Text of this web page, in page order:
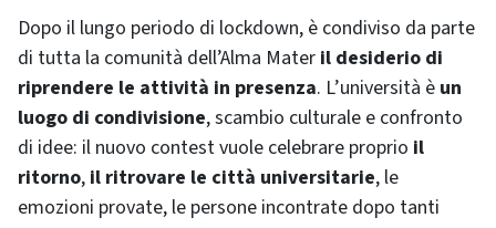
Dopo il lungo periodo di lockdown, è condiviso da parte
di tutta la comunità dell’Alma Mater il desiderio di
riprendere le attività in presenza. L’università è un
luogo di condivisione, scambio culturale e confronto
di idee: il nuovo contest vuole celebrare proprio il
ritorno, il ritrovare le città universitarie, le
emozioni provate, le persone incontrate dopo tanti